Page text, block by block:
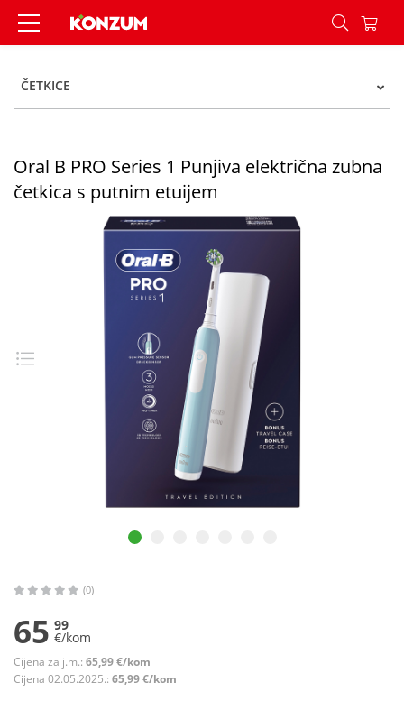
Oral B PRO Series 1 Punjiva električna zubna
ČETKICE
Oral B PRO Series 1 Punjiva električna zubna
četkica s putnim etuijem
(0)
65 99
€/kom
Cijena za j.m.: 65,99 €/kom
Cijena 02.05.2025.: 65,99 €/kom